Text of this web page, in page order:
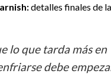
detalles finales de
lo que tarda más en
debe